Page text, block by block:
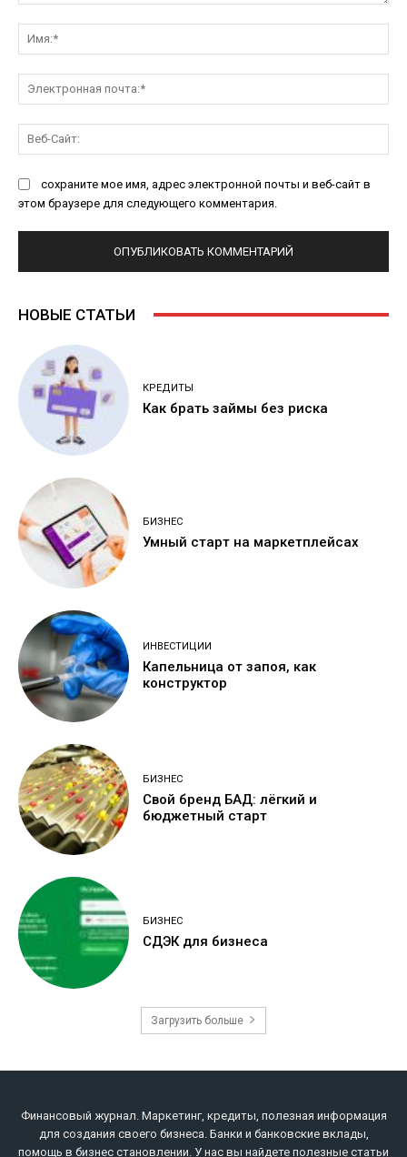
сохраните мое имя, адрес электронной почты и веб-сайт в
этом браузере для следующего комментария.
НОВЫЕ СТАТЬИ
КРЕДИТЫ
Как брать займы без риска
БИЗНЕС
Умный старт на маркетплейсах
ИНВЕСТИЦИИ
Капельница от запоя, как
конструктор
БИЗНЕС
Свой бренд БАД: лёгкий и
бюджетный старт
БИЗНЕС
СДЭК для бизнеса
Загрузить больше
Финансовый журнал. Маркетинг, кредиты, полезная информация
для создания своего бизнеса. Банки и банковские вклады,
помощь в бизнес становлении. У нас вы найдете полезные статьи